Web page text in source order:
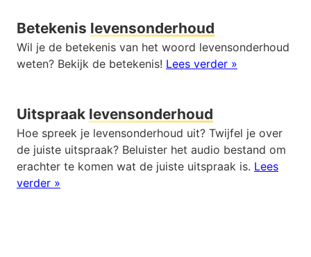
Betekenis levensonderhoud
Wil je de betekenis van het woord levensonderhoud
weten? Bekijk de betekenis! Lees verder »
Uitspraak levensonderhoud
Hoe spreek je levensonderhoud uit? Twijfel je over
de juiste uitspraak? Beluister het audio bestand om
erachter te komen wat de juiste uitspraak is. Lees
verder »